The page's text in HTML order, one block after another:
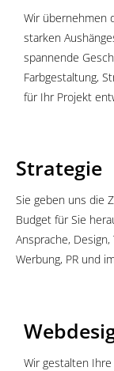
Wir übernehmen
starken
spannende
Farbgestaltung,
für Ihr Projekt
Strategie
Sie geben uns die
Budget für Sie
Ansprache,
Werbung, PR und
Wir gestalten